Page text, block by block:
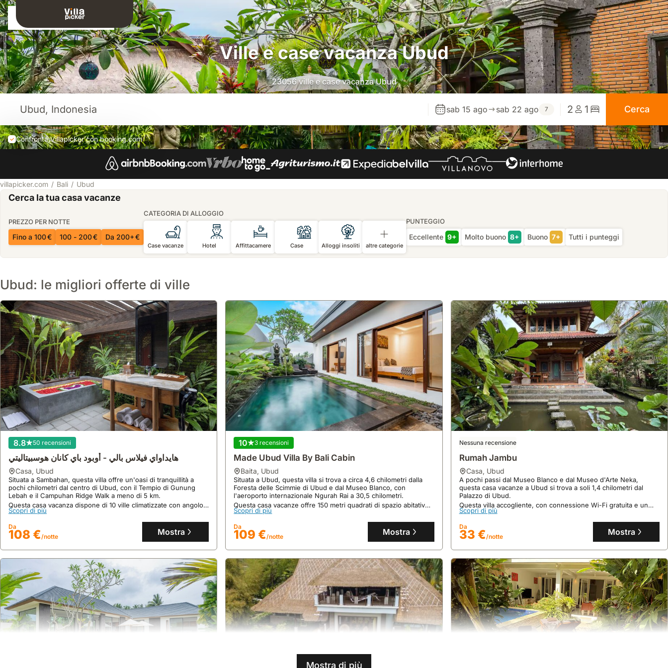
Connessione
Ville e case vacanza Ubud
23056 ville e case vacanza Ubud
sab 15 ago sab 22 ago 7 2 1 Cerca
Confronta Villapicker con booking.com
villapicker.com Bali Ubud
Cerca la tua casa vacanze
PREZZO PER NOTTE
Fino a 100 € 100 - 200 € Da 200+ €
CATEGORIA DI ALLOGGIO
Case vacanze Hotel Affittacamere Case Alloggi insoliti altre categorie
PUNTEGGIO
Eccellente 9+ Molto buono 8+ Buono 7+ Tutti i punteggi
Ubud: le migliori offerte di ville
8.8 50 recensioni
هايداواي فيلاس بالي - أوبود باي كانان هوسبيتاليتي
casa, Ubud
Situata a Sambahan, questa villa offre un'oasi di tranquillità a
pochi chilometri dal centro di Ubud, con il Tempio di Gunung
Lebah e il Campuhan Ridge Walk a meno di 5 km.
Questa casa vacanza dispone di 10 ville climatizzate con angolo
cottura, frigorifero, WiFi gratuito e un'esperienza spa
indimenticabile, il tutto a meno di 5 km dal Museo Blanco e dalle
Bali Bird Walks.
Scopri di più
Da
108 €/notte Mostra
10 3 recensioni
Made Ubud Villa By Bali Cabin
baita, Ubud
Situata a Ubud, questa villa si trova a circa 4,6 chilometri dalla
Foresta delle Scimmie di Ubud e dal Museo Blanco, con
l'aeroporto internazionale Ngurah Rai a 30,5 chilometri.
Questa casa vacanze offre 150 metri quadrati di spazio abitativo,
due camere da letto e due bagni, con una cucina attrezzata e
Scopri di più
Da
109 €/notte Mostra
Nessuna recensione
Rumah Jambu
casa, Ubud
A pochi passi dal Museo Blanco e dal Museo d'Arte Neka,
questa casa vacanze a Ubud si trova a soli 1,4 chilometri dal
Palazzo di Ubud.
Questa villa accogliente, con connessione Wi-Fi gratuita e un
giardino, ospita comodamente fino a 3 persone e include un
Scopri di più
Da
33 €/notte Mostra
Mostra di più